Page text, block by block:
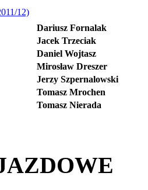
12)
Dariusz Fornalak
Jacek Trzeciak
Daniel Wojtasz
Mirosław Dreszer
Jerzy Szpernalowski
Tomasz Mrochen
Tomasz Nierada